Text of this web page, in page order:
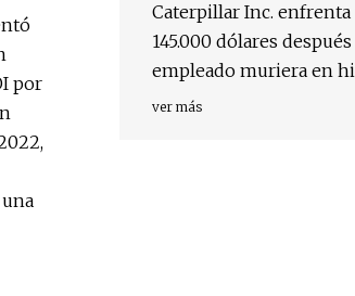
por
Caterpillar Inc.
145.000 dólares
empleado muriera en
ver más